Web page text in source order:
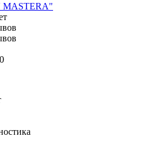
MASTERA"